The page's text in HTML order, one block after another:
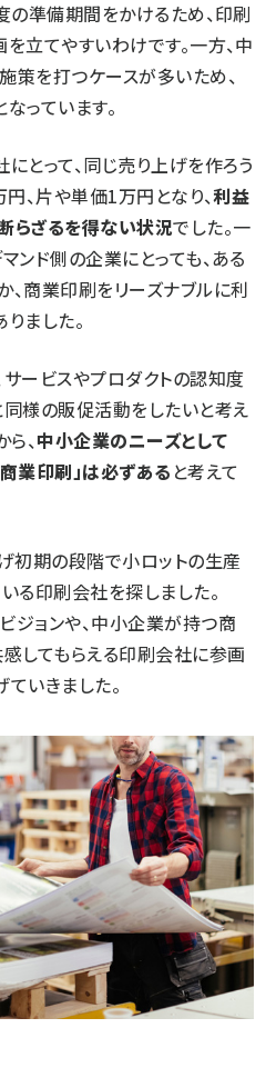
の準備期間をかけるため、印刷
立てやすいわけです。一方、中
策を打つケースが多いため、
っています。
とって、同じ売り上げを作ろう
、片や単価1万円となり、利益
らざるを得ない状況でした。一
ンド側の企業にとっても、ある
商業印刷をリーズナブルに利
ました。
ービスやプロダクトの認知度
様の販促活動をしたいと考え
、中小企業のニーズとして
業印刷」は必ずある と考えて
初期の段階で小ロットの生産
る印刷会社を探しました。
ジョンや、中小企業が持つ商
してもらえる印刷会社に参画
いきました。